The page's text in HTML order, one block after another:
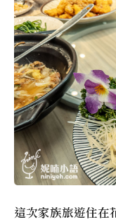
這次家族旅遊住在